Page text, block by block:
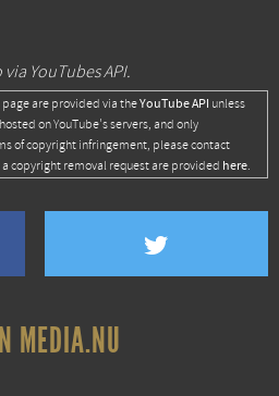
YouTubes API.
page are provided via theYouTube API unless
on YouTube's servers, and only
of copyright infringement, please contact
copyright removal request are provided here.
MEDIA.NU